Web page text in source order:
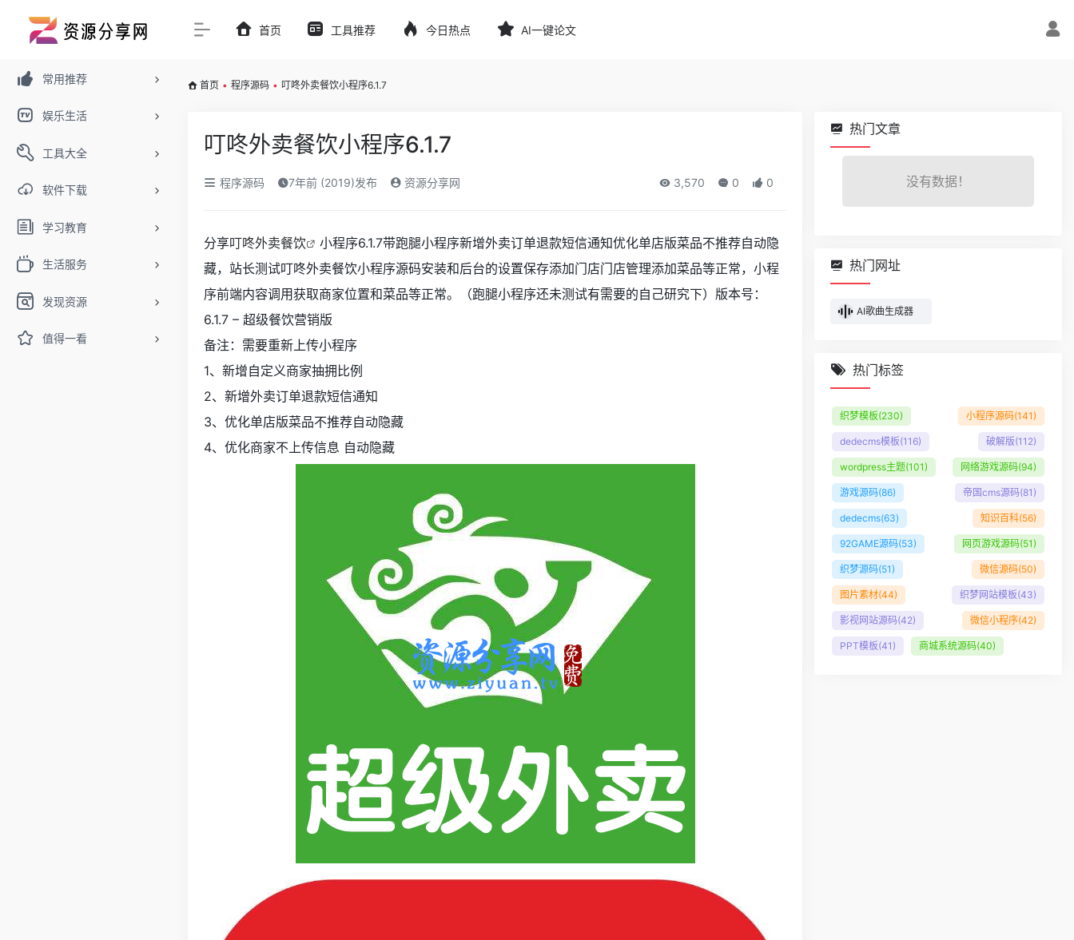
常用推荐
娱乐生活
工具大全
软件下载
学习教育
生活服务
发现资源
值得一看
首页 工具推荐 今日热点 AI一键论文
首页 • 程序源码 • 叮咚外卖餐饮小程序6.1.7
叮咚外卖餐饮小程序6.1.7
程序源码 7年前 (2019)发布 资源分享网 3,570 0 0
分享叮咚外卖餐饮
小程序6.1.7带跑腿小程序新增外卖订单退款短信通知优化单店版菜品不推荐自动隐
藏，站长测试叮咚外卖餐饮小程序源码安装和后台的设置保存添加门店门店管理添加菜品等正常，小程
序前端内容调用获取商家位置和菜品等正常。（跑腿小程序还未测试有需要的自己研究下）版本号：
6.1.7 – 超级餐饮营销版
备注：需要重新上传小程序
1、新增自定义商家抽拥比例
2、新增外卖订单退款短信通知
3、优化单店版菜品不推荐自动隐藏
4、优化商家不上传信息 自动隐藏
热门文章
没有数据！
热门网址
AI歌曲生成器
热门标签
织梦模板(230) 小程序源码(141)
dedecms模板(116) 破解版(112)
wordpress主题(101) 网络游戏源码(94)
游戏源码(86) 帝国cms源码(81)
dedecms(63) 知识百科(56)
92GAME源码(53) 网页游戏源码(51)
织梦源码(51) 微信源码(50)
图片素材(44) 织梦网站模板(43)
影视网站源码(42) 微信小程序(42)
PPT模板(41) 商城系统源码(40)